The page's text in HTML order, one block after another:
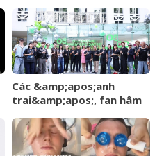
tại phòng tập
Các &amp;apos;anh
trai&amp;apos;, fan hâm
DatVietVAC IPO